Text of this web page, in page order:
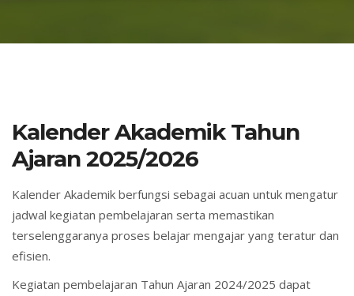
Kalender Akademik Tahun
Ajaran 2025/2026
Kalender Akademik berfungsi sebagai acuan untuk mengatur
jadwal kegiatan pembelajaran serta memastikan
terselenggaranya proses belajar mengajar yang teratur dan
efisien.
Kegiatan pembelajaran Tahun Ajaran 2024/2025 dapat